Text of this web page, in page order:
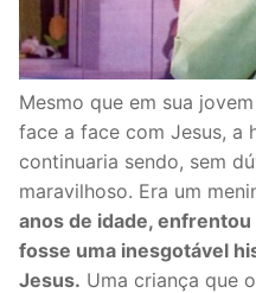
Mesmo que em sua
face a face com Jesus, a
continuaria sendo, sem
maravilhoso. Era um
anos de idade,
fosse uma inesgotável
Jesus. Uma criança que